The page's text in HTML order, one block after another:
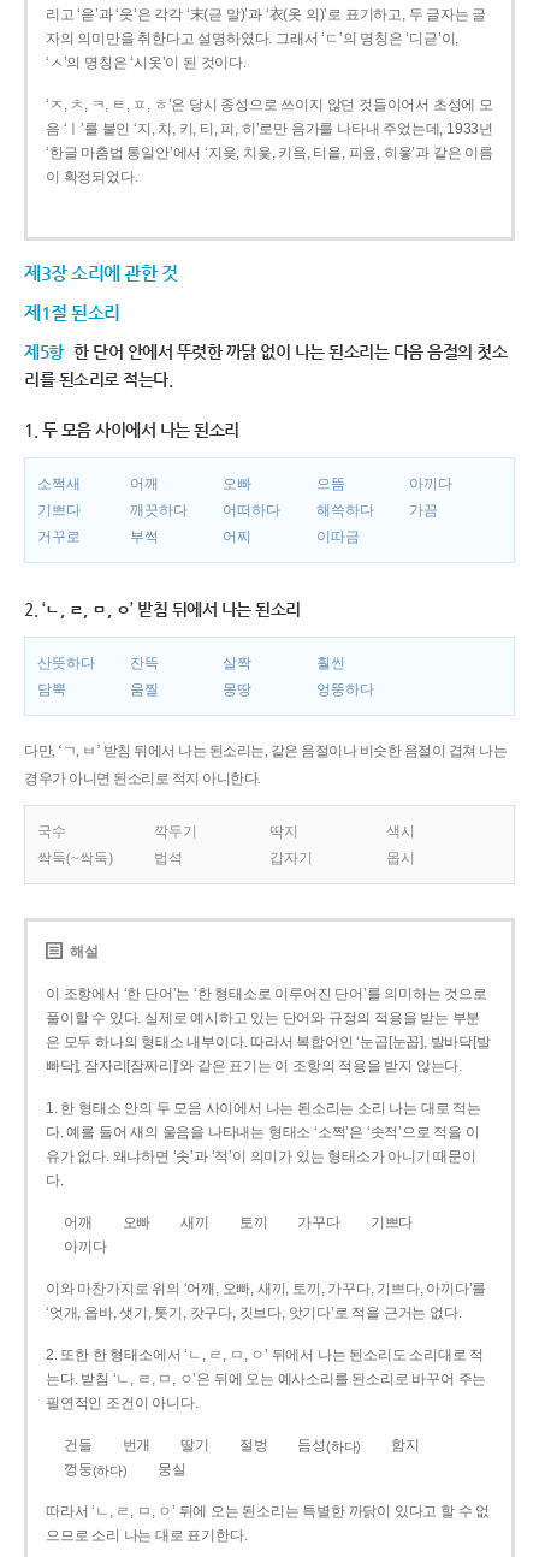
리고 ‘읃’과 ‘읏’은 각각 ‘末(귿 말)’과 ‘衣(옷 의)’로 표기하고, 두 글자는 글
자의 의미만을 취한다고 설명하였다. 그래서 ‘ㄷ’의 명칭은 ‘디귿’이,
‘ㅅ’의 명칭은 ‘시옷’이 된 것이다.
‘ㅈ, ㅊ, ㅋ, ㅌ, ㅍ, ㅎ’은 당시 종성으로 쓰이지 않던 것들이어서 초성에 모
음 ‘ㅣ’를 붙인 ‘지, 치, 키, 티, 피, 히’로만 음가를 나타내 주었는데, 1933년
‘한글 마춤법 통일안’에서 ‘지읒, 치읓, 키읔, 티읕, 피읖, 히읗’과 같은 이름
이 확정되었다.
제3장 소리에 관한 것
제1절 된소리
제5항 한 단어 안에서 뚜렷한 까닭 없이 나는 된소리는 다음 음절의 첫소
리를 된소리로 적는다.
1. 두 모음 사이에서 나는 된소리
소쩍새 어깨 오빠 으뜸
아끼다
기쁘다
깨끗하다 어떠하다 해쓱하다
가끔
거꾸로
부썩 어찌 이따금
2. ‘ㄴ, ㄹ, ㅁ, ㅇ’ 받침 뒤에서 나는 된소리
산뜻하다 잔뜩 살짝
훨씬
담뿍
움찔 몽땅 엉뚱하다
다만, ‘ㄱ, ㅂ’ 받침 뒤에서 나는 된소리는, 같은 음절이나 비슷한 음절이 겹쳐 나는
경우가 아니면 된소리로 적지 아니한다.
국수 깍두기 딱지
색시
싹둑(~싹둑)
법석 갑자기 몹시
해설
이 조항에서 ‘한 단어’는 ‘한 형태소로 이루어진 단어’를 의미하는 것으로
풀이할 수 있다. 실제로 예시하고 있는 단어와 규정의 적용을 받는 부분
은 모두 하나의 형태소 내부이다. 따라서 복합어인 ‘눈곱[눈꼽], 발바닥[발
빠닥], 잠자리[잠짜리]’와 같은 표기는 이 조항의 적용을 받지 않는다.
1. 한 형태소 안의 두 모음 사이에서 나는 된소리는 소리 나는 대로 적는
다. 예를 들어 새의 울음을 나타내는 형태소 ‘소쩍’은 ‘솟적’으로 적을 이
유가 없다. 왜냐하면 ‘솟’과 ‘적’이 의미가 있는 형태소가 아니기 때문이
다.
어깨 오빠 새끼 토끼 가꾸다
기쁘다
아끼다
이와 마찬가지로 위의 ‘어깨, 오빠, 새끼, 토끼, 가꾸다, 기쁘다, 아끼다’를
‘엇개, 옵바, 샛기, 톳기, 갓구다, 깃브다, 앗기다’로 적을 근거는 없다.
2. 또한 한 형태소에서 ‘ㄴ, ㄹ, ㅁ, ㅇ’ 뒤에서 나는 된소리도 소리대로 적
는다. 받침 ‘ㄴ, ㄹ, ㅁ, ㅇ’은 뒤에 오는 예사소리를 된소리로 바꾸어 주는
필연적인 조건이 아니다.
건들 번개 딸기 절벙 듬성(하다)
함지
껑둥(하다) 뭉실
따라서 ‘ㄴ, ㄹ, ㅁ, ㅇ’ 뒤에 오는 된소리는 특별한 까닭이 있다고 할 수 없
으므로 소리 나는 대로 표기한다.